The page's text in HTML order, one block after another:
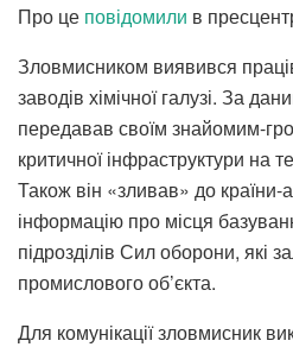
Про це повідомили в
Зловмисником виявився
заводів хімічної галузі. За
передавав своїм знайомим-
критичної інфраструктури на
Також він «зливав» до країни-
інформацію про місця
підрозділів Сил оборони, які
промислового об’єкта.
Для комунікації зловмисник